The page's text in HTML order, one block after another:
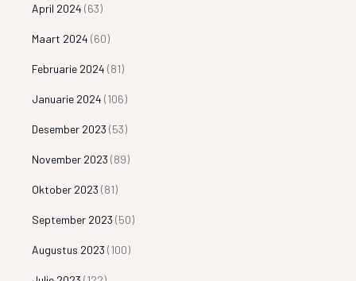
April 2024 (63)
Maart 2024 (60)
Februarie 2024 (81)
Januarie 2024 (106)
Desember 2023 (53)
November 2023 (89)
Oktober 2023 (81)
September 2023 (50)
Augustus 2023 (100)